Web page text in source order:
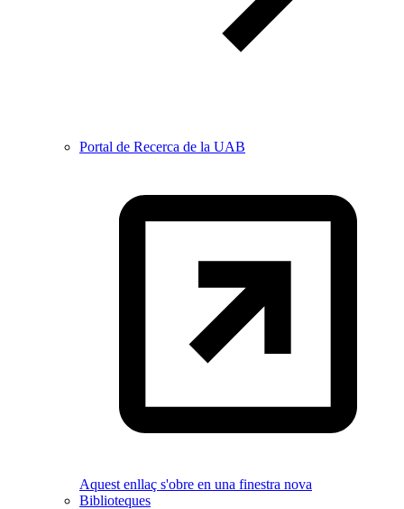
Portal de Recerca de la UAB
Aquest enllaç s'obre en una finestra nova
Biblioteques